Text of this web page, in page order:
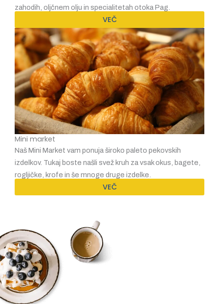
zahodih, oljčnem olju in specialitetah otoka Pag.
VEČ
Mini market
Naš Mini Market vam ponuja široko paleto pekovskih
izdelkov. Tukaj boste našli svež kruh za vsak okus, bagete,
rogljičke, krofe in še mnoge druge izdelke.
VEČ